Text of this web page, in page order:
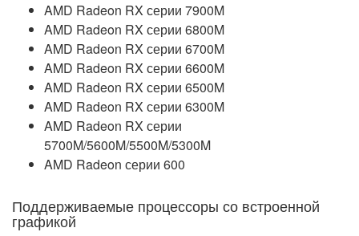
AMD Radeon RX серии 7900M
AMD Radeon RX серии 6800M
AMD Radeon RX серии 6700M
AMD Radeon RX серии 6600M
AMD Radeon RX серии 6500M
AMD Radeon RX серии 6300M
AMD Radeon RX серии
5700M/5600M/5500M/5300M
AMD Radeon серии 600
Поддерживаемые процессоры со встроенной
графикой